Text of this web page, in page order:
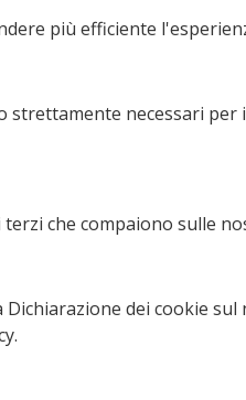
più efficiente
necessari
che compaiono sulle
dei cookie